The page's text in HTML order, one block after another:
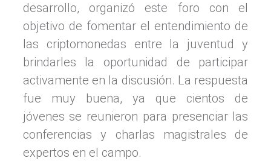
desarrollo, organizó este foro con el
objetivo de fomentar el entendimiento de
las criptomonedas entre la juventud y
brindarles la oportunidad de participar
activamente en la discusión. La respuesta
fue muy buena, ya que cientos de
jóvenes se reunieron para presenciar las
conferencias y charlas magistrales de
expertos en el campo.